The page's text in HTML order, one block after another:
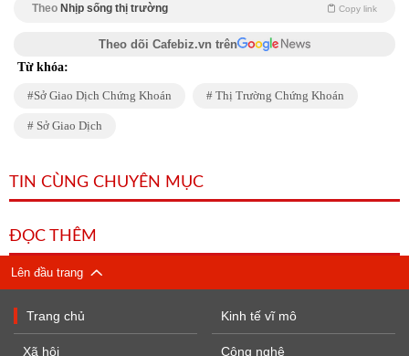
Theo Nhịp sống thị trường Copy link
Theo dõi Cafebiz.vn trên
Từ khóa:
Sở Giao Dịch Chứng Khoán Thị Trường Chứng Khoán
Sở Giao Dịch
TIN CÙNG CHUYÊN MỤC
ĐỌC THÊM
Lên đầu trang
Trang chủ
Xã hội
Kinh tế vĩ mô
Công nghệ